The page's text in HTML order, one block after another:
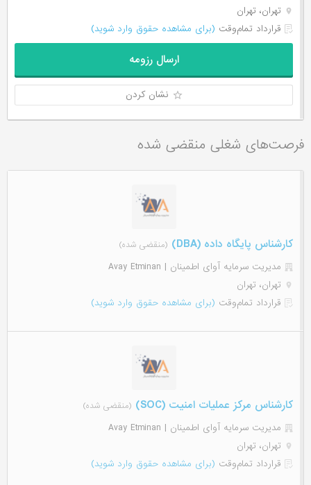
تهران، تهران
قرارداد تمام‌وقت (برای مشاهده حقوق وارد شوید)
ارسال رزومه
نشان کردن
فرصت‌های شغلی منقضی شده
کارشناس پایگاه داده (DBA) (منقضی شده)
مدیریت سرمایه آوای اطمینان | Avay Etminan
تهران، تهران
قرارداد تمام‌وقت (برای مشاهده حقوق وارد شوید)
کارشناس مرکز عملیات امنیت (SOC) (منقضی شده)
مدیریت سرمایه آوای اطمینان | Avay Etminan
تهران، تهران
قرارداد تمام‌وقت (برای مشاهده حقوق وارد شوید)